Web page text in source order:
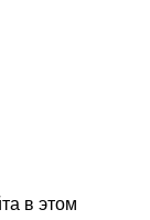
в этом